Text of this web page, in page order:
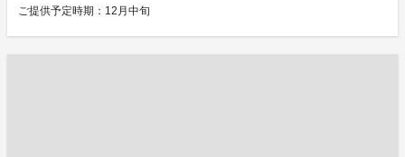
ご提供予定時期：12月中旬